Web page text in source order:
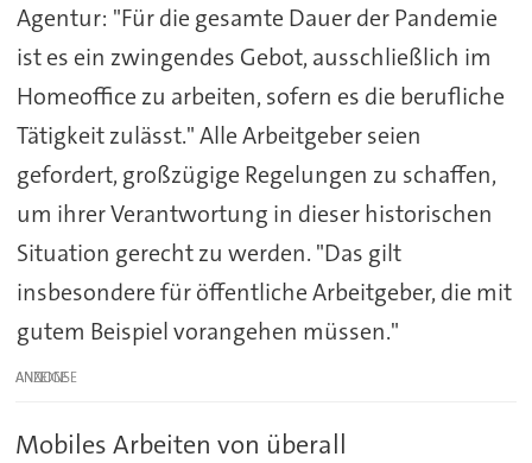
Agentur: "Für die gesamte Dauer der Pandemie
ist es ein zwingendes Gebot, ausschließlich im
Homeoffice zu arbeiten, sofern es die berufliche
Tätigkeit zulässt." Alle Arbeitgeber seien
gefordert, großzügige Regelungen zu schaffen,
um ihrer Verantwortung in dieser historischen
Situation gerecht zu werden. "Das gilt
insbesondere für öffentliche Arbeitgeber, die mit
gutem Beispiel vorangehen müssen."
ANZEIGE
Mobiles Arbeiten von überall